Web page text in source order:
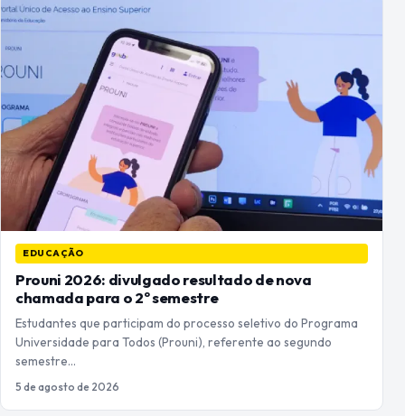
EDUCAÇÃO
Prouni 2026: divulgado resultado de nova
chamada para o 2º semestre
Estudantes que participam do processo seletivo do Programa
Universidade para Todos (Prouni), referente ao segundo
semestre…
5 de agosto de 2026